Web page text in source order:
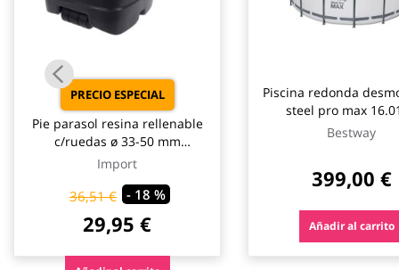
PRECIO ESPECIAL
Pie parasol resina rellenable
c/ruedas ø 33-50 mm
antracita import
Import
36,51 € - 18 %
29,95 €
Piscina redonda
steel pro max
depuradora cartucho
ø457x122cm
Bestway
399,00 €
Añadir al carrito